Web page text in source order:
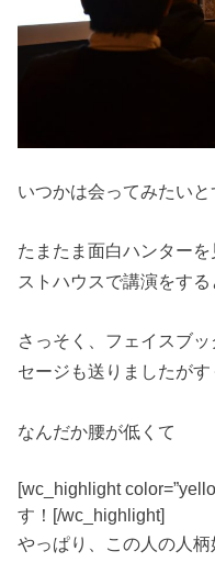
いつかは会ってみたいと
たまたま面白ハンター
ストハウスで講演をする
さっそく、フェイスブ
セージも送りましたがす
なんだか腰が低くて
[wc_highlight
す！[/wc_highlight]
やっぱり、この人の人柄